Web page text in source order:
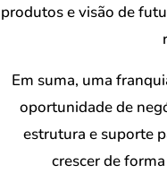
produtos e visão de
Em suma, uma
oportunidade de
estrutura e suporte
crescer de